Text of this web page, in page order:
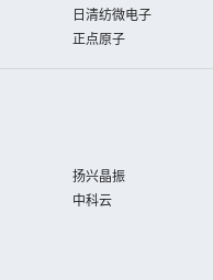
日清纺微电子
正点原子
扬兴晶振
中科云